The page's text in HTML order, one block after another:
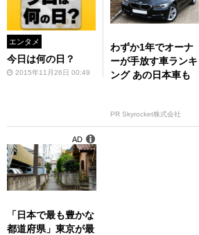
エンタメ
今日は何の日？
2015年11月26日 00:49
わずか1年でオーナ
ーが手放す車ランキ
ング あの日本車も
PR Skyrocket株式会社
「日本で最も豊かな
都道府県」東京が最
AD